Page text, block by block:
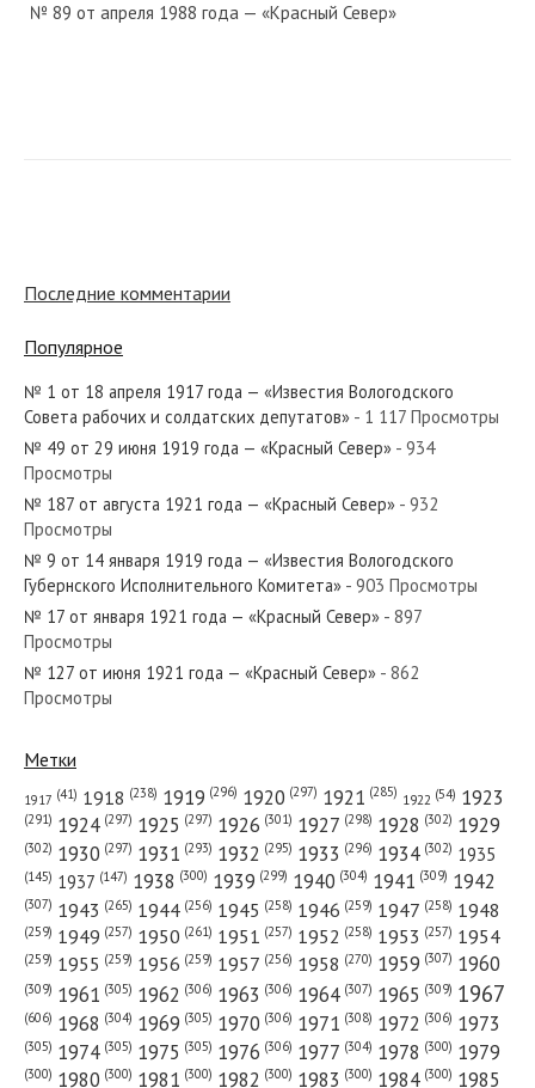
№ 89 от апреля 1988 года — «Красный Север»
№ 180 от августа 1977 года — «Красный Север»
№ 303 от декабря 1962 года — «Красный Север»
№ 275 от ноября 1941 года — «Красный Север»
№ 30 от февраля 1929 года — «Красный Север»
№ 80 от апреля 1945 года — «Красный Север»
Последние комментарии
Популярное
№ 1 от 18 апреля 1917 года — «Известия Вологодского
Совета рабочих и солдатских депутатов» - 1 117 Просмотры
№ 49 от 29 июня 1919 года — «Красный Север» - 934
Просмотры
№ 187 от августа 1921 года — «Красный Север» - 932
Просмотры
№ 9 от 14 января 1919 года — «Известия Вологодского
Губернского Исполнительного Комитета» - 903 Просмотры
№ 17 от января 1921 года — «Красный Север» - 897
Просмотры
№ 127 от июня 1921 года — «Красный Север» - 862
Просмотры
Метки
1917 (41) 1918 (238) 1919 (296) 1920 (297) 1921 (285) 1922 (54) 1923
(291) 1924 (297) 1925 (297) 1926 (301) 1927 (298) 1928 (302) 1929
(302) 1930 (297) 1931 (293) 1932 (295) 1933 (296) 1934 (302) 1935
(145) 1937 (147) 1938 (300) 1939 (299) 1940 (304) 1941 (309) 1942
(307) 1943 (265) 1944 (256) 1945 (258) 1946 (259) 1947 (258) 1948
(259) 1949 (257) 1950 (261) 1951 (257) 1952 (258) 1953 (257) 1954
(259) 1955 (259) 1956 (259) 1957 (256) 1958 (270) 1959 (307) 1960
(309) 1961 (305) 1962 (306) 1963 (306) 1964 (307) 1965 (309) 1967
(606) 1968 (304) 1969 (305) 1970 (306) 1971 (308) 1972 (306) 1973
(305) 1974 (305) 1975 (305) 1976 (306) 1977 (304) 1978 (300) 1979
(300) 1980 (300) 1981 (300) 1982 (300) 1983 (300) 1984 (300) 1985